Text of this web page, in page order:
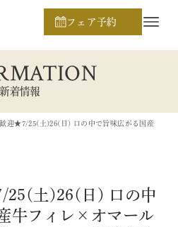
フェア予約
新着情報
迎★7/25(土)26(日) 口の中で旨味広がる国産牛フ
25(土)26(日) 口の中
牛フィレ×オマール